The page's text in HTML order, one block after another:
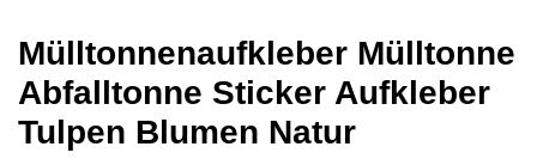
Mülltonnenaufkleber Mülltonne
Abfalltonne Sticker Aufkleber
Tulpen Blumen Natur